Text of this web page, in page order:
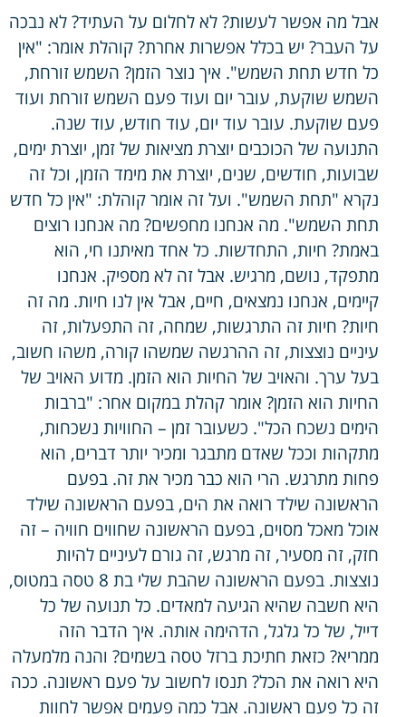
אבל מה אפשר לעשות? לא לחלום על העתיד? לא נבכה
על העבר? יש בכלל אפשרות אחרת? קוהלת אומר: "אין
כל חדש תחת השמש". איך נוצר הזמן? השמש זורחת,
השמש שוקעת, עובר יום ועוד פעם השמש זורחת ועוד
פעם שוקעת. עובר עוד יום, עוד חודש, עוד שנה.
התנועה של הכוכבים יוצרת מציאות של זמן, יוצרת ימים,
שבועות, חודשים, שנים, יוצרת את מימד הזמן, וכל זה
נקרא "תחת השמש". ועל זה אומר קוהלת: "אין כל חדש
תחת השמש". מה אנחנו מחפשים? מה אנחנו רוצים
באמת? חיות, התחדשות. כל אחד מאיתנו חי, הוא
מתפקד, נושם, מרגיש. אבל זה לא מספיק. אנחנו
קיימים, אנחנו נמצאים, חיים, אבל אין לנו חיות. מה זה
חיות? חיות זה התרגשות, שמחה, זה התפעלות, זה
עיניים נוצצות, זה ההרגשה שמשהו קורה, משהו חשוב,
בעל ערך. והאויב של החיות הוא הזמן. מדוע האויב של
החיות הוא הזמן? אומר קהלת במקום אחר: "ברבות
הימים נשכח הכל". כשעובר זמן – החוויות נשכחות,
מתקהות וככל שאדם מתבגר ומכיר יותר דברים, הוא
פחות מתרגש. הרי הוא כבר מכיר את זה. בפעם
הראשונה שילד רואה את הים, בפעם הראשונה שילד
אוכל מאכל מסוים, בפעם הראשונה שחווים חוויה – זה
חזק, זה מסעיר, זה מרגש, זה גורם לעיניים להיות
נוצצות. בפעם הראשונה שהבת שלי בת 8 טסה במטוס,
היא חשבה שהיא הגיעה למאדים. כל תנועה של כל
דייל, של כל גלגל, הדהימה אותה. איך הדבר הזה
ממריא? כזאת חתיכת ברזל טסה בשמים? והנה מלמעלה
היא רואה את הכל? תנסו לחשוב על פעם ראשונה. ככה
זה כל פעם ראשונה. אבל כמה פעמים אפשר לחוות